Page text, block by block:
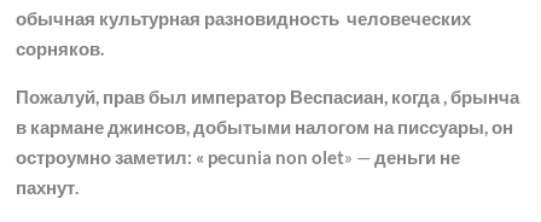
обычная культурная разновидность человеческих
сорняков.
Пожалуй, прав был император Веспасиан, когда , брынча
в кармане джинсов, добытыми налогом на писсуары, он
остроумно заметил: « pecunia non olet» —деньги не
пахнут.